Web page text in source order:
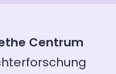
Centrum